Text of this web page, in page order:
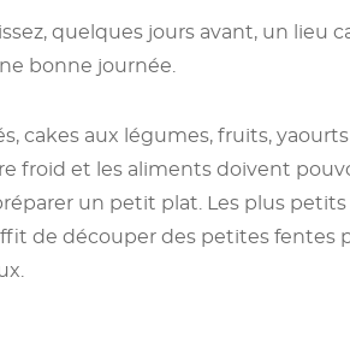
quelques jours avant, un lieu
bonne journée.
cakes aux légumes, fruits,
froid et les aliments doivent
un petit plat. Les plus
de découper des petites fentes